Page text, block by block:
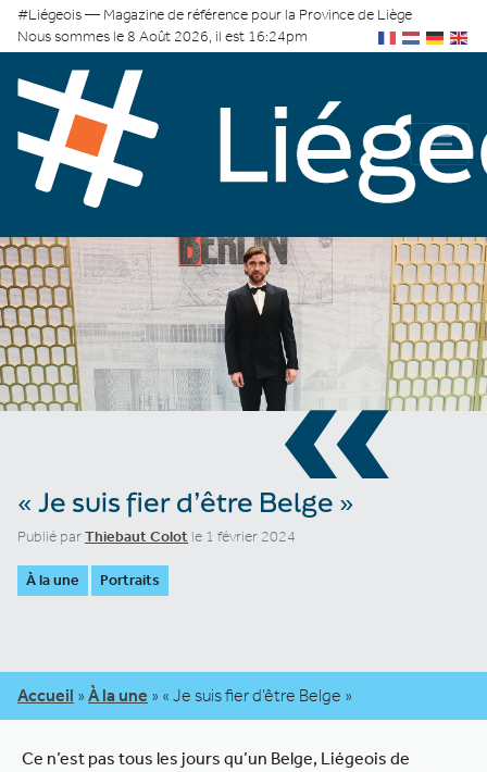
#Liégeois — Magazine de référence pour la Province de Liège
Nous sommes le 8 Août 2026, il est 16:24pm
«
« Je suis fier d’être Belge »
Publié parThiebaut Colot le 1 février 2024
À la une Portraits
Accueil » À la une » « Je suis fier d’être Belge »
Ce n’est pas tous les jours qu’un Belge, Liégeois de